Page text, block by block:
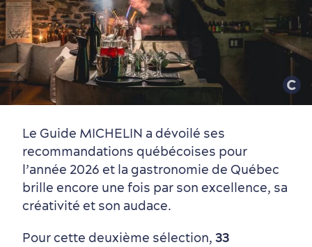
Le Guide MICHELIN a dévoilé ses
recommandations québécoises pour
l’année 2026 et la gastronomie de Québec
brille encore une fois par son excellence, sa
créativité et son audace.
Pour cette deuxième sélection, 33